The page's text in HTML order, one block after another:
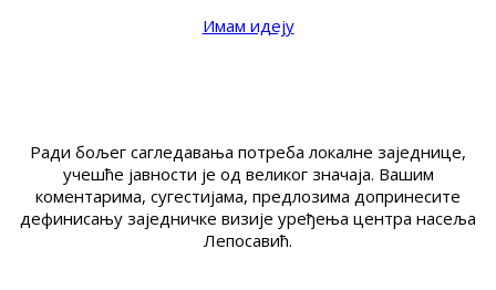
Имам идеју
Ради бољег сагледавања потреба локалне заједнице,
учешће јавности је од великог значаја. Вашим
коментарима, сугестијама, предлозима допринесите
дефинисању заједничке визије уређења центра насеља
Лепосавић.